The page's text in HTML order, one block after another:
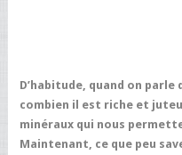
D’habitude, quand on
combien il est riche et
minéraux qui nous
Maintenant, ce que peu